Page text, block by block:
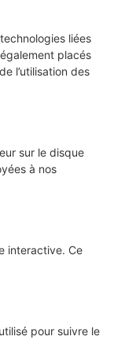
liées
placés
l’utilisation des
sur le disque
à nos
interactive. Ce
pour suivre le